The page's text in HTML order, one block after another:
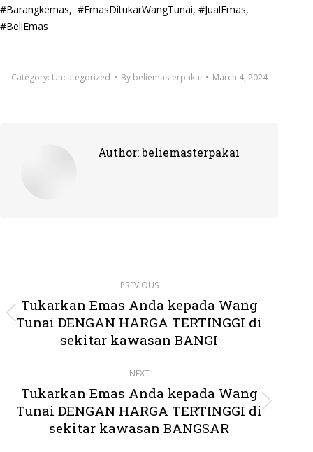
#Barangkemas, #EmasDitukarWangTunai, #JualEmas,
#BeliEmas
Category: Uncategorized By beliemasterpakai March 4, 2024
Author:beliemasterpakai
navigation
PREVIOUS
Previous
post:
Tukarkan Emas Anda kepada Wang
Tunai DENGAN HARGA TERTINGGI di
sekitar kawasan BANGI
NEXT
Next
post:
Tukarkan Emas Anda kepada Wang
Tunai DENGAN HARGA TERTINGGI di
sekitar kawasan BANGSAR